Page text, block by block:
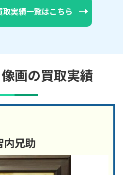
実績一覧はこちら
画の買取実績
内兄助